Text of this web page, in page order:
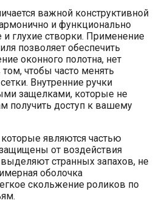
важной конструктивной
и функционально
глухие створки. Применение
позволяет обеспечить
оконного полотна, нет
чтобы часто менять
Внутренние ручки
защелками, которые не
получить доступ к вашему
являются частью
от воздействия
странных запахов, не
оболочка
скольжение роликов по